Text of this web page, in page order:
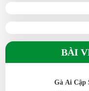
BÀI
Gà Ai Cập